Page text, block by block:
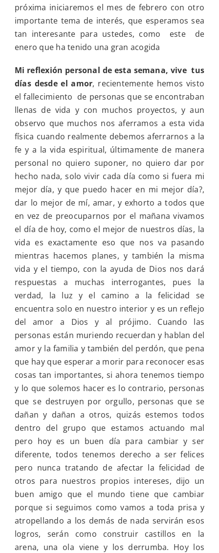
próxima iniciaremos el mes de febrero con otro
importante tema de interés, que esperamos sea
tan interesante para ustedes, como este de
enero que ha tenido una gran acogida
Mi reflexión personal de esta semana, vive tus
días desde el amor, recientemente hemos visto
el fallecimiento de personas que se encontraban
llenas de vida y con muchos proyectos, y aun
observo que muchos nos aferramos a esta vida
física cuando realmente debemos aferrarnos a la
fe y a la vida espiritual, últimamente de manera
personal no quiero suponer, no quiero dar por
hecho nada, solo vivir cada día como si fuera mi
mejor día, y que puedo hacer en mi mejor día?,
dar lo mejor de mí, amar, y exhorto a todos que
en vez de preocuparnos por el mañana vivamos
el día de hoy, como el mejor de nuestros días, la
vida es exactamente eso que nos va pasando
mientras hacemos planes, y también la misma
vida y el tiempo, con la ayuda de Dios nos dará
respuestas a muchas interrogantes, pues la
verdad, la luz y el camino a la felicidad se
encuentra solo en nuestro interior y es un reflejo
del amor a Dios y al prójimo. Cuando las
personas están muriendo recuerdan y hablan del
amor y la familia y también del perdón, que pena
que hay que esperar a morir para reconocer esas
cosas tan importantes, si ahora tenemos tiempo
y lo que solemos hacer es lo contrario, personas
que se destruyen por orgullo, personas que se
dañan y dañan a otros, quizás estemos todos
dentro del grupo que estamos actuando mal
pero hoy es un buen día para cambiar y ser
diferente, todos tenemos derecho a ser felices
pero nunca tratando de afectar la felicidad de
otros para nuestros propios intereses, dijo un
buen amigo que el mundo tiene que cambiar
porque si seguimos como vamos a toda prisa y
atropellando a los demás de nada servirán esos
logros, serán como construir castillos en la
arena, una ola viene y los derrumba. Hoy los